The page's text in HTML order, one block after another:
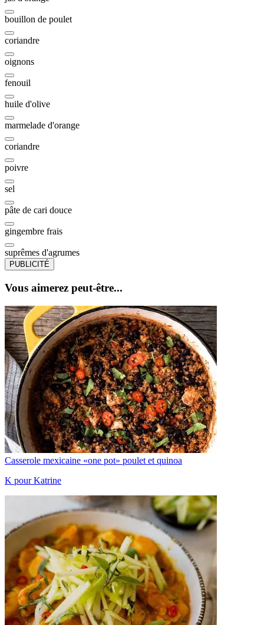
bouillon de poulet
coriandre
oignons
fenouil
huile d'olive
marmelade d'orange
coriandre
poivre
sel
pâte de cari douce
gingembre frais
suprêmes d'agrumes
PUBLICITÉ
Vous aimerez peut-être...
Casserole mexicaine «one pot» poulet et quinoa
K pour Katrine